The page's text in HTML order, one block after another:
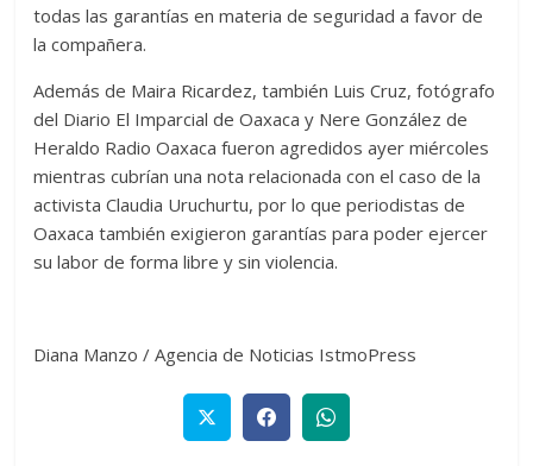
todas las garantías en materia de seguridad a favor de
la compañera.
Además de Maira Ricardez, también Luis Cruz, fotógrafo
del Diario El Imparcial de Oaxaca y Nere González de
Heraldo Radio Oaxaca fueron agredidos ayer miércoles
mientras cubrían una nota relacionada con el caso de la
activista Claudia Uruchurtu, por lo que periodistas de
Oaxaca también exigieron garantías para poder ejercer
su labor de forma libre y sin violencia.
Diana Manzo / Agencia de Noticias IstmoPress